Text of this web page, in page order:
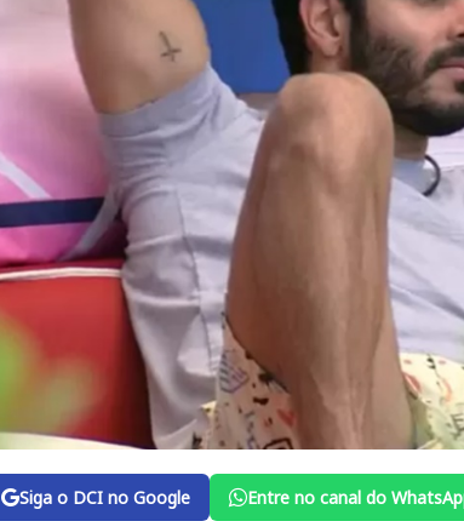
Siga o DCI no Google Entre no canal do